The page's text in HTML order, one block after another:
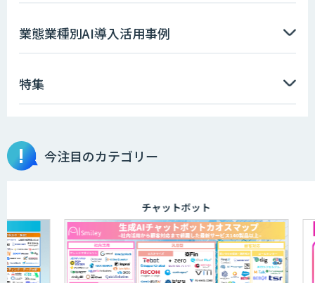
AIエージェント開発支援
AIエンジニアアカデミー（バイブコーデ
aiDAPTIV+
ELYZA Works with KDDI
業態業種別AI導入活用事例
特集
今注目のカテゴリー
チャットボット